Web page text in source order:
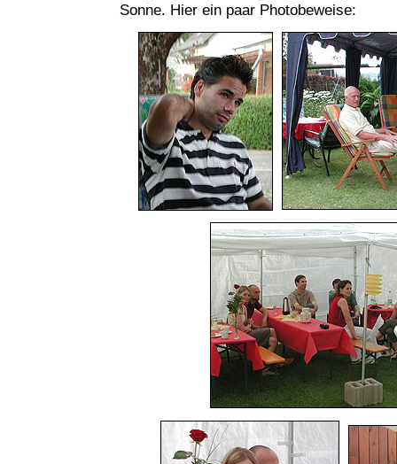
Sonne. Hier ein paar Photobeweise: